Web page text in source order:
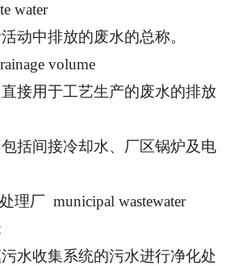
water
动中排放的废水的总称。
volume
接用于工艺生产的废水的排放
括间接冷却水、厂区锅炉及电
理厂 municipal wastewater
水收集系统的污水进行净化处